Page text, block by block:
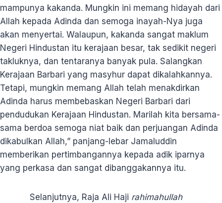
mampunya kakanda. Mungkin ini memang hidayah dari
Allah kepada Adinda dan semoga inayah-Nya juga
akan menyertai. Walaupun, kakanda sangat maklum
Negeri Hindustan itu kerajaan besar, tak sedikit negeri
takluknya, dan tentaranya banyak pula. Salangkan
Kerajaan Barbari yang masyhur dapat dikalahkannya.
Tetapi, mungkin memang Allah telah menakdirkan
Adinda harus membebaskan Negeri Barbari dari
pendudukan Kerajaan Hindustan. Marilah kita bersama-
sama berdoa semoga niat baik dan perjuangan Adinda
dikabulkan Allah,” panjang-lebar Jamaluddin
memberikan pertimbangannya kepada adik iparnya
yang perkasa dan sangat dibanggakannya itu.
Selanjutnya, Raja Ali Haji rahimahullah